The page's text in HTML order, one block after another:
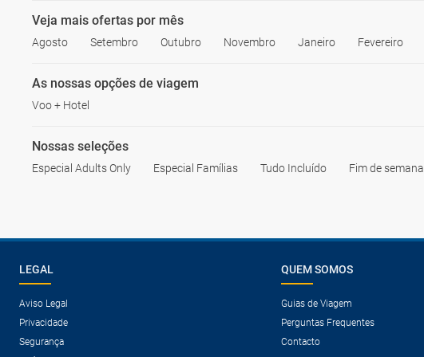
Veja mais ofertas por mês
Agosto Setembro Outubro Novembro Janeiro Fevereiro
As nossas opções de viagem
Voo + Hotel
Nossas seleções
Especial Adults Only Especial Famílias Tudo Incluído Fim de semana
LEGAL
Aviso Legal
Privacidade
Segurança
QUEM SOMOS
Guias de Viagem
Perguntas Frequentes
Contacto